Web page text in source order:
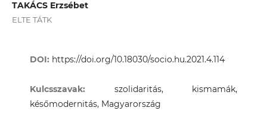
TAKÁCS Erzsébet
ELTE TÁTK
DOI: https://doi.org/10.18030/socio.hu.2021.4.114
Kulcsszavak: szolidaritás, kismamák,
későmodernitás, Magyarország